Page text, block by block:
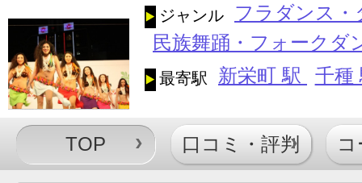
ジャンル
フラダンス
民族舞踊・フォークダ
最寄駅 新栄町 駅 千種
TOP 口コミ・評判